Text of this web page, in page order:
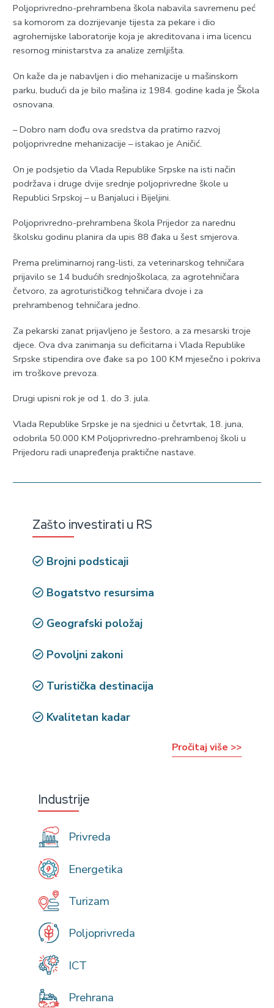
Poljoprivredno-prehrambena škola nabavila savremenu peć
sa komorom za dozrijevanje tijesta za pekare i dio
agrohemijske laboratorije koja je akreditovana i ima licencu
resornog ministarstva za analize zemljišta.
On kaže da je nabavljen i dio mehanizacije u mašinskom
parku, budući da je bilo mašina iz 1984. godine kada je Škola
osnovana.
– Dobro nam dođu ova sredstva da pratimo razvoj
poljoprivredne mehanizacije – istakao je Aničić.
On je podsjetio da Vlada Republike Srpske na isti način
podržava i druge dvije srednje poljoprivredne škole u
Republici Srpskoj – u Banjaluci i Bijeljini.
Poljoprivredno-prehrambena škola Prijedor za narednu
školsku godinu planira da upis 88 đaka u šest smjerova.
Prema preliminarnoj rang-listi, za veterinarskog tehničara
prijavilo se 14 budućih srednjoškolaca, za agrotehničara
četvoro, za agroturističkog tehničara dvoje i za
prehrambenog tehničara jedno.
Za pekarski zanat prijavljeno je šestoro, a za mesarski troje
djece. Ova dva zanimanja su deficitarna i Vlada Republike
Srpske stipendira ove đake sa po 100 KM mjesečno i pokriva
im troškove prevoza.
Drugi upisni rok je od 1. do 3. jula.
Vlada Republike Srpske je na sjednici u četvrtak, 18. juna,
odobrila 50.000 KM Poljoprivredno-prehrambenoj školi u
Prijedoru radi unapređenja praktične nastave.
Zašto investirati u RS
Brojni podsticaji
Bogatstvo resursima
Geografski položaj
Povoljni zakoni
Turistička destinacija
Kvalitetan kadar
Pročitaj više >>
Industrije
Privreda
Energetika
Turizam
Poljoprivreda
ICT
Prehrana